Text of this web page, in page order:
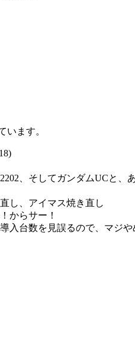
います。
、そしてガンダムUCと、
し、アイマス焼き直し
からサー！
入台数を見誤るので、マジや